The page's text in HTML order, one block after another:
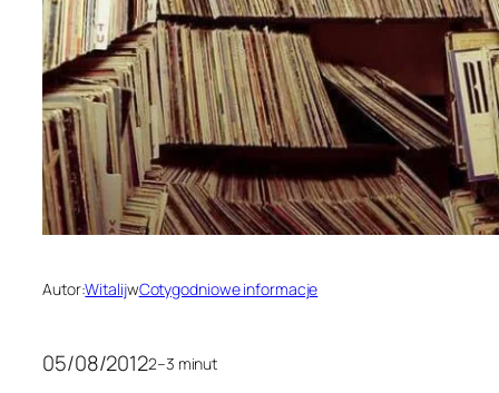
Autor:WitalijwCotygodniowe informacje
05/08/20122–3 minut